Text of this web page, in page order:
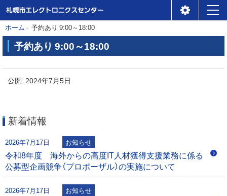
本
へ
札幌市エレクトロニクスセ
ンター
ニ
ュ
ー
現
在
位
置
の
ホーム 予約あり 9:00～18:00
予約あり 9:00～18:00
予
約
9
:
0
～
1
8
公開:2024年7月5日
新着情報
2026年7月17日 お知らせ
令和8年度 海外からの高度IT人材獲得支援業務に係る
公募型企画競争（プロポーザル）の実施について
2026年7月17日 お知らせ